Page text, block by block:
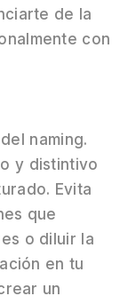
de la
con
naming.
y distintivo
Evita
que
o diluir la
en tu
un